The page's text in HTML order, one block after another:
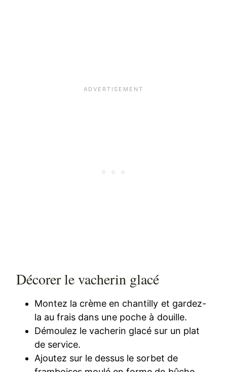
Décorer le vacherin glacé
Montez la crème en chantilly et gardez-
la au frais dans une poche à douille.
Démoulez le vacherin glacé sur un plat
de service.
Ajoutez sur le dessus le sorbet de